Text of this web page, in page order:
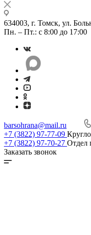
634003, г. Томск, ул.
Пн. – Пт.: с 8:00 до 17:00
barsohrana@mail.ru
+7 (3822) 97-77-09
+7 (3822) 97-70-27 Отдел
Заказать звонок